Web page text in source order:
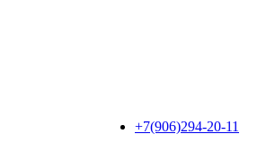
+7(906)294-20-11